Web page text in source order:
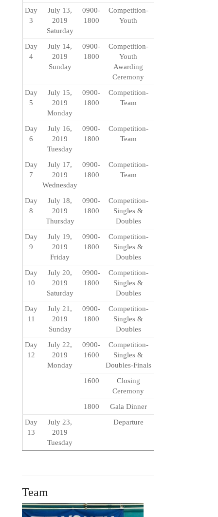
Day
3
July 13,
2019
Saturday
0900-
1800
Competition-
Youth
Day
4
July 14,
2019
Sunday
0900-
1800
Competition-
Youth
Awarding
Ceremony
Day
5
July 15,
2019
Monday
0900-
1800
Competition-
Team
Day
6
July 16,
2019
Tuesday
0900-
1800
Competition-
Team
Day
7
July 17,
2019
Wednesday
0900-
1800
Competition-
Team
Day
8
July 18,
2019
Thursday
0900-
1800
Competition-
Singles &
Doubles
Day
9
July 19,
2019
Friday
0900-
1800
Competition-
Singles &
Doubles
Day
10
July 20,
2019
Saturday
0900-
1800
Competition-
Singles &
Doubles
Day
11
July 21,
2019
Sunday
0900-
1800
Competition-
Singles &
Doubles
Day
12
July 22,
2019
Monday
0900-
1600
Competition-
Singles &
Doubles-Finals
1600
Closing
Ceremony
1800
Gala Dinner
Day
13
July 23,
2019
Tuesday
Departure
Team